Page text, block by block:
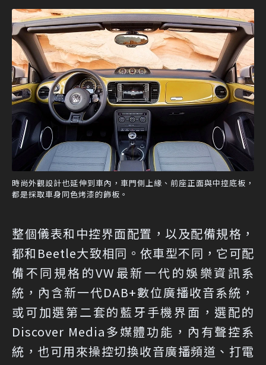
時尚外觀設計也延伸到車內，車門側上緣、前座正面與中控底板，
都是採取車身同色烤漆的飾板。
整個儀表和中控界面配置，以及配備規格，
都和Beetle大致相同。依車型不同，它可配
備不同規格的VW最新一代的娛樂資訊系
統，內含新一代DAB+數位廣播收音系統，
或可加選第二套的藍牙手機界面，選配的
Discover Media多媒體功能，內有聲控系
統，也可用來操控切換收音廣播頻道、打電